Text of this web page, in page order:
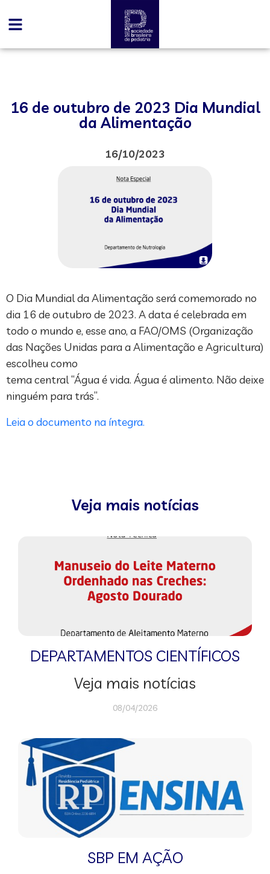
16 de outubro de 2023 Dia Mundial
da Alimentação
16/10/2023
O Dia Mundial da Alimentação será comemorado no
dia 16 de outubro de 2023. A data é celebrada em
todo o mundo e, esse ano, a FAO/OMS (Organização
das Nações Unidas para a Alimentação e Agricultura)
escolheu como
tema central “Água é vida. Água é alimento. Não deixe
ninguém para trás”.
Leia o documento na íntegra.
Veja mais notícias
DEPARTAMENTOS CIENTÍFICOS
Veja mais notícias
08/04/2026
SBP EM AÇÃO